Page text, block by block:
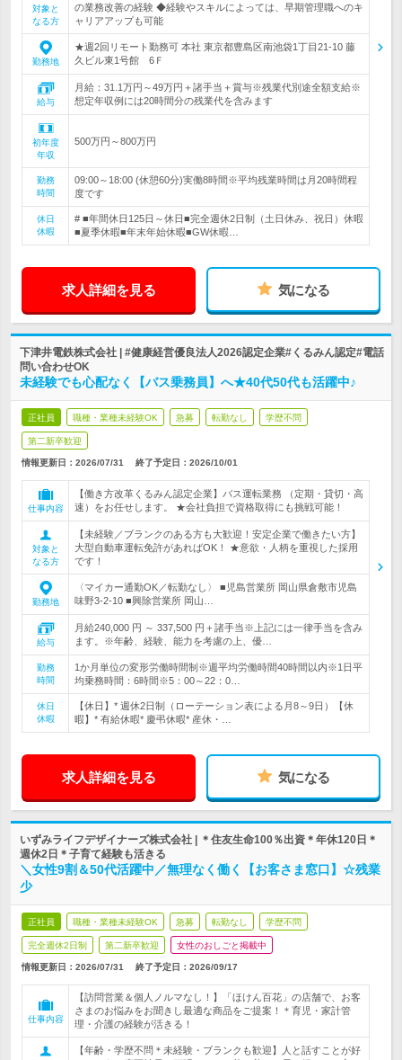
対象と
なる方
の業務改善の経験 ◆経験やスキルによっては、早期管理職へのキ
ャリアアップも可能
勤務地
★週2回リモート勤務可 本社 東京都豊島区南池袋1丁目21-10 藤
久ビル東1号館 6Ｆ
給与
月給：31.1万円～49万円＋諸手当＋賞与※残業代別途全額支給※
想定年収例には20時間分の残業代を含みます
初年度
年収
500万円～800万円
勤務
時間
09:00～18:00 (休憩60分)実働8時間※平均残業時間は月20時間程
度です
休日
休暇
# ■年間休日125日～休日■完全週休2日制（土日休み、祝日）休暇
■夏季休暇■年末年始休暇■GW休暇…
求人詳細を見る 気になる
下津井電鉄株式会社 | #健康経営優良法人2026認定企業#くるみん認定#電話
問い合わせOK
未経験でも心配なく【バス乗務員】へ★40代50代も活躍中♪
正社員 職種・業種未経験OK 急募 転勤なし 学歴不問
第二新卒歓迎
情報更新日：2026/07/31 終了予定日： 2026/10/01
仕事内容
【働き方改革くるみん認定企業】バス運転業務 （定期・貸切・高
速）をお任せします。 ★会社負担で資格取得にも挑戦可能！
対象と
なる方
【未経験／ブランクのある方も大歓迎！安定企業で働きたい方】
大型自動車運転免許があればOK！ ★意欲・人柄を重視した採用
です！
勤務地
〈マイカー通勤OK／転勤なし〉 ■児島営業所 岡山県倉敷市児島
味野3-2-10 ■興除営業所 岡山…
給与
月給240,000 円 ～ 337,500 円＋諸手当※上記には一律手当を含み
ます。※年齢、経験、能力を考慮の上、優…
勤務
時間
1か月単位の変形労働時間制※週平均労働時間40時間以内※1日平
均乗務時間：6時間※5：00～22：0…
休日
休暇
【休日】* 週休2日制（ローテーション表による月8～9日）【休
暇】* 有給休暇* 慶弔休暇* 産休・…
求人詳細を見る 気になる
いずみライフデザイナーズ株式会社 | ＊住友生命100％出資＊年休120日＊
週休2日＊子育て経験も活きる
＼女性9割＆50代活躍中／無理なく働く【お客さま窓口】☆残業
少
正社員 職種・業種未経験OK 急募 転勤なし 学歴不問
完全週休2日制 第二新卒歓迎 女性のおしごと掲載中
情報更新日：2026/07/31 終了予定日： 2026/09/17
仕事内容
【訪問営業＆個人ノルマなし！】「ほけん百花」の店舗で、お客
さまのお悩みをお聞きし最適な商品をご提案！＊育児・家計管
理・介護の経験が活きる！
【年齢・学歴不問＊未経験・ブランクも歓迎】人と話すことが好